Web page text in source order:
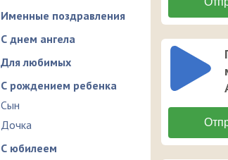
Именные поздравления
С днем ангела
Для любимых
С рождением ребенка
Сын
Дочка
С юбилеем